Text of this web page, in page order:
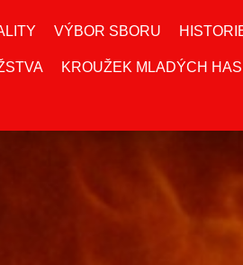
VÝBOR SBORU
KROUŽEK MLADÝCH